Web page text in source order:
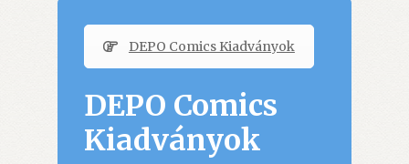
DEPO Comics Kiadványok
DEPO Comics
Kiadványok